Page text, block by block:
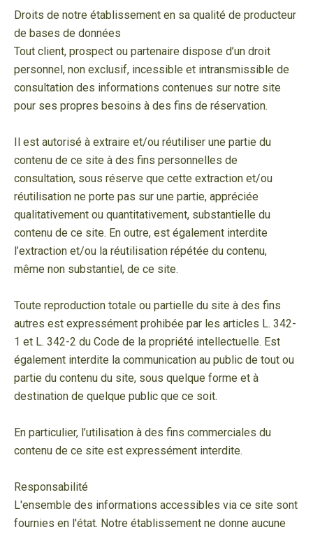
Droits de notre établissement en sa qualité de producteur
de bases de données
Tout client, prospect ou partenaire dispose d’un droit
personnel, non exclusif, incessible et intransmissible de
consultation des informations contenues sur notre site
pour ses propres besoins à des fins de réservation.
Il est autorisé à extraire et/ou réutiliser une partie du
contenu de ce site à des fins personnelles de
consultation, sous réserve que cette extraction et/ou
réutilisation ne porte pas sur une partie, appréciée
qualitativement ou quantitativement, substantielle du
contenu de ce site. En outre, est également interdite
l’extraction et/ou la réutilisation répétée du contenu,
même non substantiel, de ce site.
Toute reproduction totale ou partielle du site à des fins
autres est expressément prohibée par les articles L. 342-
1 et L. 342-2 du Code de la propriété intellectuelle. Est
également interdite la communication au public de tout ou
partie du contenu du site, sous quelque forme et à
destination de quelque public que ce soit.
En particulier, l’utilisation à des fins commerciales du
contenu de ce site est expressément interdite.
Responsabilité
L'ensemble des informations accessibles via ce site sont
fournies en l'état. Notre établissement ne donne aucune